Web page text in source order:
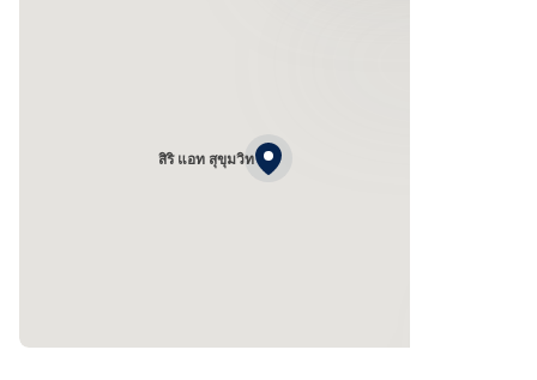
สิริ แอท สุขุมวิท